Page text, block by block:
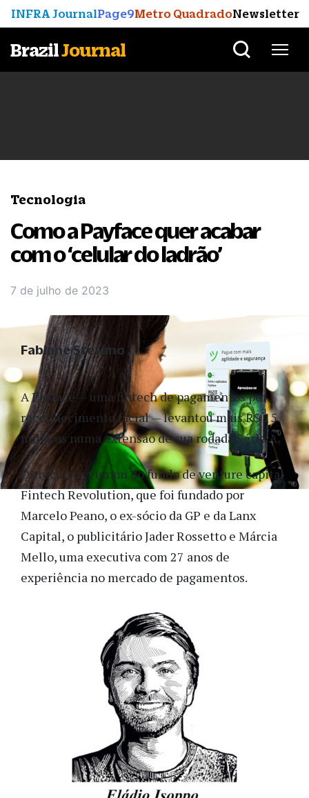
INFRA JournalPage9Metro QuadradoNewsletter
BrazilJournal
Tecnologia
Como a Payface quer acabar
com o ‘celular do ladrão’
7 de julho de 2023
A Payface — uma fintech de pagamentos por
reconhecimento facial — levantou mais R$ 15
milhões numa extensão de sua rodada Série A.
Os recursos vieram do fundo de venture capital
Fintech Revolution, que foi fundado por
Marcelo Peano, o ex-sócio da GP e da Lanx
Capital, o publicitário Jader Rossetto e Márcia
Mello, uma executiva com 27 anos de
experiência no mercado de pagamentos.
Fabiane Stefano